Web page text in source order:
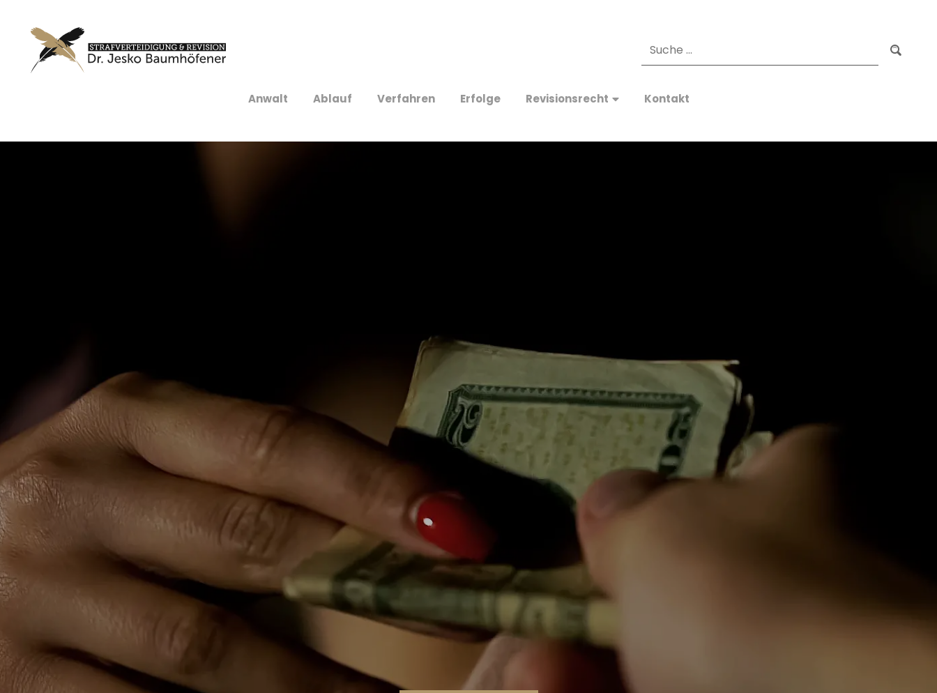
Anwalt Ablauf Verfahren Erfolge Revisionsrecht Kontakt
Suchen